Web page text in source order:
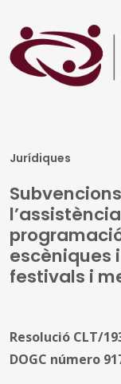
Jurídiques
escèniques
festivals i
Resolució CLT/
DOGC número